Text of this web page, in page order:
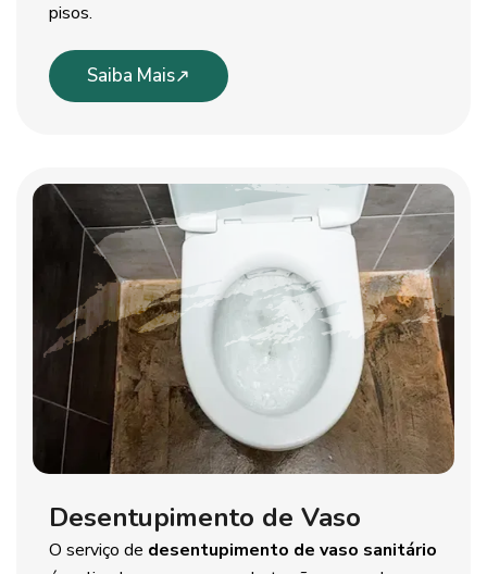
pisos.
Saiba Mais
Desentupimento de Vaso
O serviço de desentupimento de vaso sanitário